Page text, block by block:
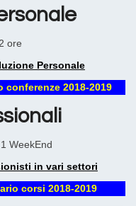
ore
Personale
2018-2019
WeekEnd
in vari settori
corsi 2018-2019